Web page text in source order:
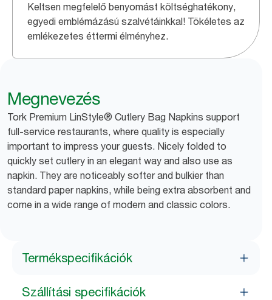
Keltsen megfelelő benyomást költséghatékony,
egyedi emblémázású szalvétáinkkal! Tökéletes az
emlékezetes éttermi élményhez.
Megnevezés
Tork Premium LinStyle® Cutlery Bag Napkins support
full-service restaurants, where quality is especially
important to impress your guests. Nicely folded to
quickly set cutlery in an elegant way and also use as
napkin. They are noticeably softer and bulkier than
standard paper napkins, while being extra absorbent and
come in a wide range of modern and classic colors.
Termékspecifikációk
Szállítási specifikációk